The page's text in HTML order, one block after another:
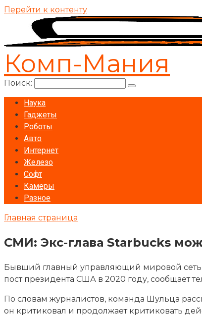
Перейти к контенту
Комп-Мания
Поиск:
Наука
Гаджеты
Роботы
Авто
Интернет
Железо
Софт
Камеры
Разное
Главная страница
СМИ: Экс-глава Starbucks
Бывший главный управляющий мировой
пост президента США в 2020 году, сообщает
По словам журналистов, команда Шульца
он критиковал и продолжает критиковать